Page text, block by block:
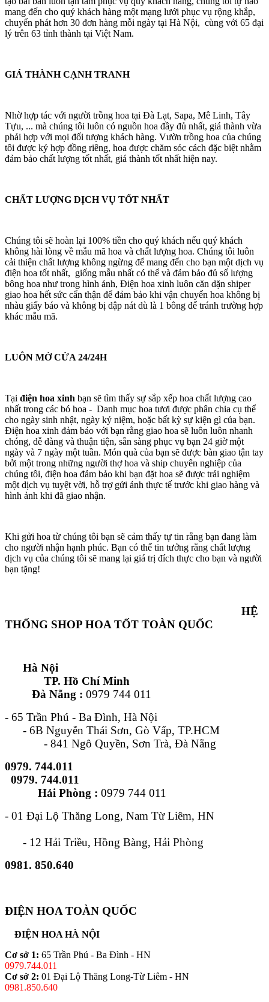
mang đến cho quý khách hàng một mạng lưới phục vụ rộng khắp,
chuyển phát hơn 30 đơn hàng mỗi ngày tại Hà Nội, cùng với 65 đại
lý trên 63 tỉnh thành tại Việt Nam.
GIÁ THÀNH CẠNH TRANH
Nhờ hợp tác với người trồng hoa tại Đà Lạt, Sapa, Mê Linh, Tây
Tựu, ... mà chúng tôi luôn có nguồn hoa đầy đủ nhất, giá thành vừa
phải hợp với mọi đối tượng khách hàng. Vườn trồng hoa của chúng
tôi được ký hợp đồng riêng, hoa được chăm sóc cách đặc biệt nhằm
đảm bảo chất lượng tốt nhất, giá thành tốt nhất hiện nay.
CHẤT LƯỢNG DỊCH VỤ TỐT NHẤT
Chúng tôi sẽ hoàn lại 100% tiền cho quý khách nếu quý khách
không hài lòng về mẫu mã hoa và chất lượng hoa. Chúng tôi luôn
cải thiện chất lượng không ngừng để mang đến cho bạn một dịch vụ
điện hoa tốt nhất, giống mẫu nhất có thể và đảm bảo đủ số lượng
bông hoa như trong hình ảnh, Điện hoa xinh luôn căn dặn shiper
giao hoa hết sức cẩn thận để đảm bảo khi vận chuyển hoa không bị
nhàu giấy báo và không bị dập nát dù là 1 bông để tránh trường hợp
khác mẫu mã.
LUÔN MỞ CỬA 24/24H
Tại điện hoa xinh bạn sẽ tìm thấy sự sắp xếp hoa chất lượng cao
nhất trong các bó hoa - Danh mục hoa tươi được phân chia cụ thể
cho ngày sinh nhật, ngày kỷ niệm, hoặc bất kỳ sự kiện gì của bạn.
Điện hoa xinh đảm bảo với bạn rằng giao hoa sẽ luôn luôn nhanh
chóng, dễ dàng và thuận tiện, sẵn sàng phục vụ bạn 24 giờ một
ngày và 7 ngày một tuần. Món quà của bạn sẽ được bàn giao tận tay
bởi một trong những người thợ hoa và ship chuyên nghiệp của
chúng tôi, điện hoa đảm bảo khi bạn đặt hoa sẽ được trải nghiệm
một dịch vụ tuyệt vời, hỗ trợ gửi ảnh thực tế trước khi giao hàng và
hình ảnh khi đã giao nhận.
Khi gửi hoa từ chúng tôi bạn sẽ cảm thấy tự tin rằng bạn đang làm
cho người nhận hạnh phúc. Bạn có thể tin tưởng rằng chất lượng
dịch vụ của chúng tôi sẽ mang lại giá trị đích thực cho bạn và người
bạn tặng!
HỆ
THỐNG SHOP HOA TỐT TOÀN QUỐC
Hà Nội
TP. Hồ Chí Minh
Đà Nẵng : 0979 744 011
- 65 Trần Phú - Ba Đình, Hà Nội
- 6B Nguyễn Thái Sơn, Gò Vấp, TP.HCM
- 841 Ngô Quyền, Sơn Trà, Đà Nẵng
0979. 744.011
0979. 744.011
Hải Phòng : 0979 744 011
- 01 Đại Lộ Thăng Long, Nam Từ Liêm, HN
- 12 Hải Triều, Hồng Bàng, Hải Phòng
0981. 850.640
ĐIỆN HOA TOÀN QUỐC
ĐIỆN HOA HÀ NỘI
Cơ sở 1: 65 Trần Phú - Ba Đình - HN
0979.744.011
Cơ sở 2: 01 Đại Lộ Thăng Long-Từ Liêm - HN
0981.850.640